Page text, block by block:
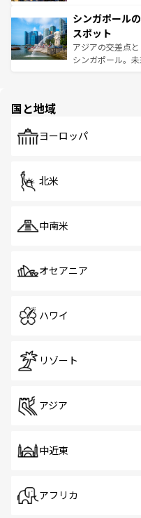
参照してほしい。
激する。気候は
が待っている。
た文化、そして
ける。 なお
み、どこを訪れ
ており、効率よ
うな絶景から文
そう。 なお
シンガポール
スポット
アジアの交差点
シンガポール。
で、ホーカーズ
国と地域
ヨーロッパ
北米
中南米
オセアニア
ハワイ
リゾート
アジア
中近東
アフリカ